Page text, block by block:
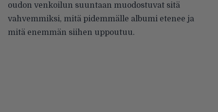
oudon venkoilun suuntaan muodostuvat sitä
vahvemmiksi, mitä pidemmälle albumi etenee ja
mitä enemmän siihen uppoutuu.